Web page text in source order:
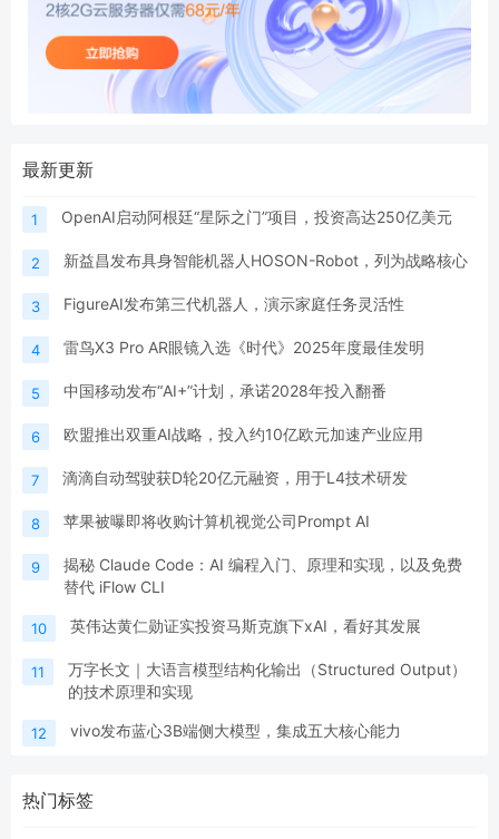
最新更新
1 OpenAI启动阿根廷“星际之门”项目，投资高达250亿美元
2 新益昌发布具身智能机器人HOSON-Robot，列为战略核心
3 FigureAI发布第三代机器人，演示家庭任务灵活性
4 雷鸟X3 Pro AR眼镜入选《时代》2025年度最佳发明
5 中国移动发布“AI+”计划，承诺2028年投入翻番
6 欧盟推出双重AI战略，投入约10亿欧元加速产业应用
7 滴滴自动驾驶获D轮20亿元融资，用于L4技术研发
8 苹果被曝即将收购计算机视觉公司Prompt AI
9
揭秘 Claude Code：AI 编程入门、原理和实现，以及免费
替代 iFlow CLI
10 英伟达黄仁勋证实投资马斯克旗下xAI，看好其发展
11
万字长文｜大语言模型结构化输出（Structured Output）
的技术原理和实现
12 vivo发布蓝心3B端侧大模型，集成五大核心能力
热门标签